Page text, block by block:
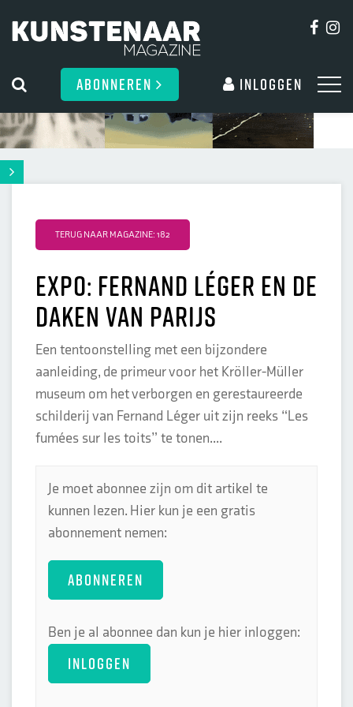
ABONNEREN Inloggen
TERUG NAAR MAGAZINE: 182
Expo: Fernand Léger en de
daken van Parijs
Een tentoonstelling met een bijzondere
aanleiding, de primeur voor het Kröller-Müller
museum om het verborgen en gerestaureerde
schilderij van Fernand Léger uit zijn reeks “Les
fumées sur les toits” te tonen....
Je moet abonnee zijn om dit artikel te
kunnen lezen. Hier kun je een gratis
abonnement nemen:
ABONNEREN
Ben je al abonnee dan kun je hier inloggen:
INLOGGEN